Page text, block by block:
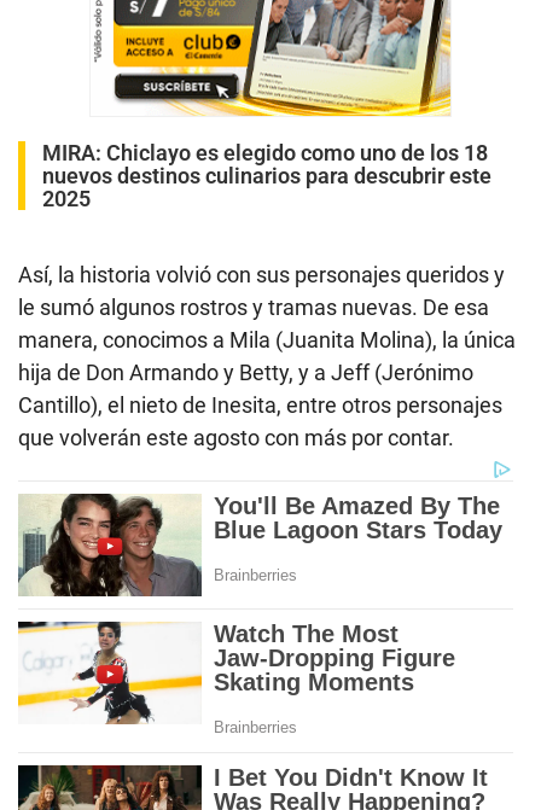
MIRA: Chiclayo es elegido como uno de los 18
nuevos destinos culinarios para descubrir este
2025
Así, la historia volvió con sus personajes queridos y
le sumó algunos rostros y tramas nuevas. De esa
manera, conocimos a Mila (Juanita Molina), la única
hija de Don Armando y Betty, y a Jeff (Jerónimo
Cantillo), el nieto de Inesita, entre otros personajes
que volverán este agosto con más por contar.